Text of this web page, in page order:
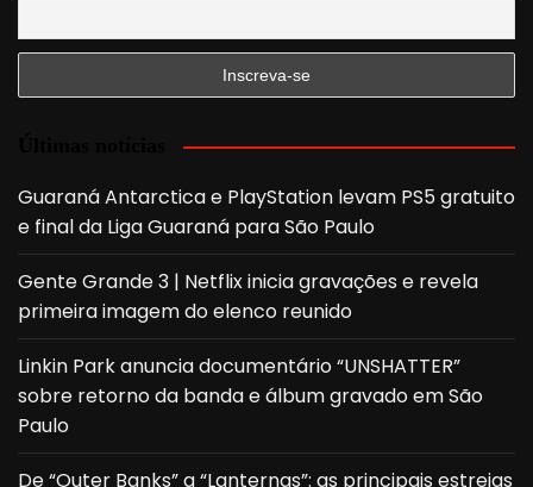
Guaraná Antarctica e PlayStation levam PS5 gratuito
e final da Liga Guaraná para São Paulo
Gente Grande 3 | Netflix inicia gravações e revela
primeira imagem do elenco reunido
Linkin Park anuncia documentário “UNSHATTER”
sobre retorno da banda e álbum gravado em São
Paulo
De “Outer Banks” a “Lanternas”: as principais estreias